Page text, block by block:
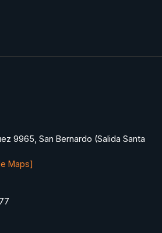
9965, San Bernardo (Salida Santa
Maps]